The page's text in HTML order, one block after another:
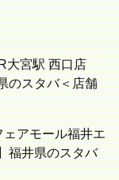
大宮駅 西口店
のスタバ＜店舗
アモール福井エ
福井県のスタバ